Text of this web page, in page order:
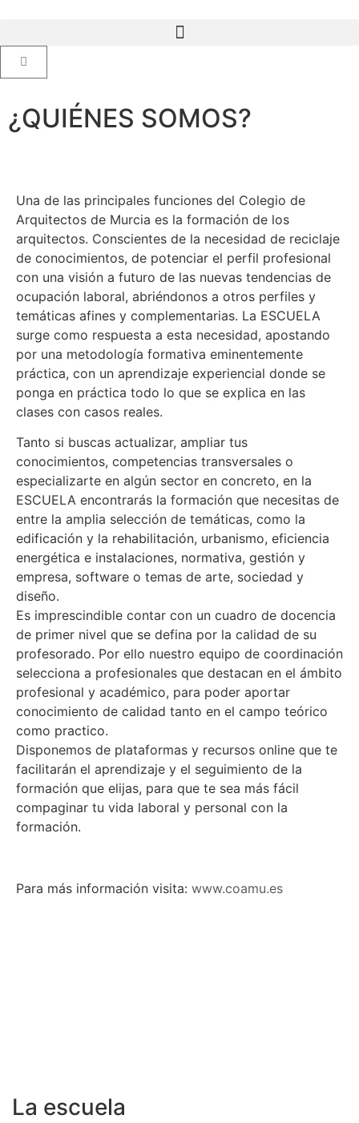
¿QUIÉNES SOMOS?
Una de las principales funciones del Colegio de
Arquitectos de Murcia es la formación de los
arquitectos. Conscientes de la necesidad de reciclaje
de conocimientos, de potenciar el perfil profesional
con una visión a futuro de las nuevas tendencias de
ocupación laboral, abriéndonos a otros perfiles y
temáticas afines y complementarias. La ESCUELA
surge como respuesta a esta necesidad, apostando
por una metodología formativa eminentemente
práctica, con un aprendizaje experiencial donde se
ponga en práctica todo lo que se explica en las
clases con casos reales.
Tanto si buscas actualizar, ampliar tus
conocimientos, competencias transversales o
especializarte en algún sector en concreto, en la
ESCUELA encontrarás la formación que necesitas de
entre la amplia selección de temáticas, como la
edificación y la rehabilitación, urbanismo, eficiencia
energética e instalaciones, normativa, gestión y
empresa, software o temas de arte, sociedad y
diseño.
Es imprescindible contar con un cuadro de docencia
de primer nivel que se defina por la calidad de su
profesorado. Por ello nuestro equipo de coordinación
selecciona a profesionales que destacan en el ámbito
profesional y académico, para poder aportar
conocimiento de calidad tanto en el campo teórico
como practico.
Disponemos de plataformas y recursos online que te
facilitarán el aprendizaje y el seguimiento de la
formación que elijas, para que te sea más fácil
compaginar tu vida laboral y personal con la
formación.
Para más información visita: www.coamu.es
La escuela